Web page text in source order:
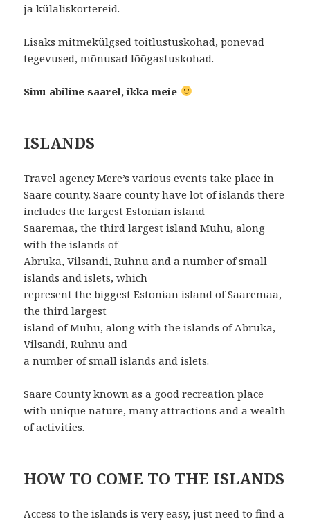
ja külaliskortereid.
Lisaks mitmekülgsed toitlustuskohad, põnevad
tegevused, mõnusad lõõgastuskohad.
Sinu abiline saarel, ikka meie
ISLANDS
Travel agency Mere’s various events take place in
Saare county. Saare county have lot of islands there
includes the largest Estonian island
Saaremaa, the third largest island Muhu, along
with the islands of
Abruka, Vilsandi, Ruhnu and a number of small
islands and islets, which
represent the biggest Estonian island of Saaremaa,
the third largest
island of Muhu, along with the islands of Abruka,
Vilsandi, Ruhnu and
a number of small islands and islets.
Saare County known as a good recreation place
with unique nature, many attractions and a wealth
of activities.
HOW TO COME TO THE ISLANDS
Access to the islands is very easy, just need to find a